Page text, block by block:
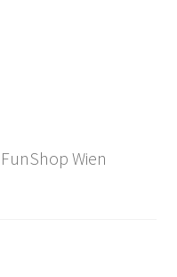
Wien